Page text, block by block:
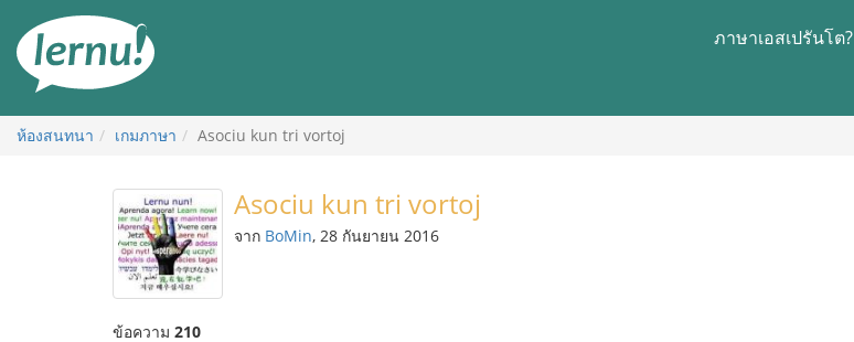
สารบัญ
ภาษาเอสเปรันโต?
ห้องสนทนา เกมภาษา Asociu kun tri vortoj
Asociu kun tri vortoj
จาก BoMin, 28 กันยายน 2016
ข้อความ 210